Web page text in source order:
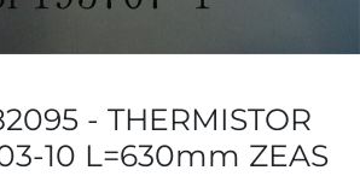
- THERMISTOR
10 L=630mm ZEAS